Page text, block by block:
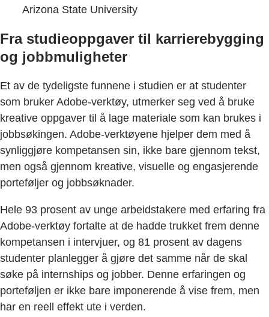
Arizona State University
Fra studieoppgaver til karrierebygging
og jobbmuligheter
Et av de tydeligste funnene i studien er at studenter
som bruker Adobe-verktøy, utmerker seg ved å bruke
kreative oppgaver til å lage materiale som kan brukes i
jobbsøkingen. Adobe-verktøyene hjelper dem med å
synliggjøre kompetansen sin, ikke bare gjennom tekst,
men også gjennom kreative, visuelle og engasjerende
porteføljer og jobbsøknader.
Hele 93 prosent av unge arbeidstakere med erfaring fra
Adobe-verktøy fortalte at de hadde trukket frem denne
kompetansen i intervjuer, og 81 prosent av dagens
studenter planlegger å gjøre det samme når de skal
søke på internships og jobber. Denne erfaringen og
porteføljen er ikke bare imponerende å vise frem, men
har en reell effekt ute i verden.